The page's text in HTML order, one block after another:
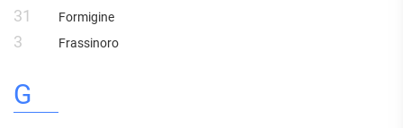
31 Formigine
3 Frassinoro
G